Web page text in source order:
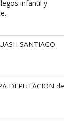
infantil y
SANTIAGO
DEPUTACION de